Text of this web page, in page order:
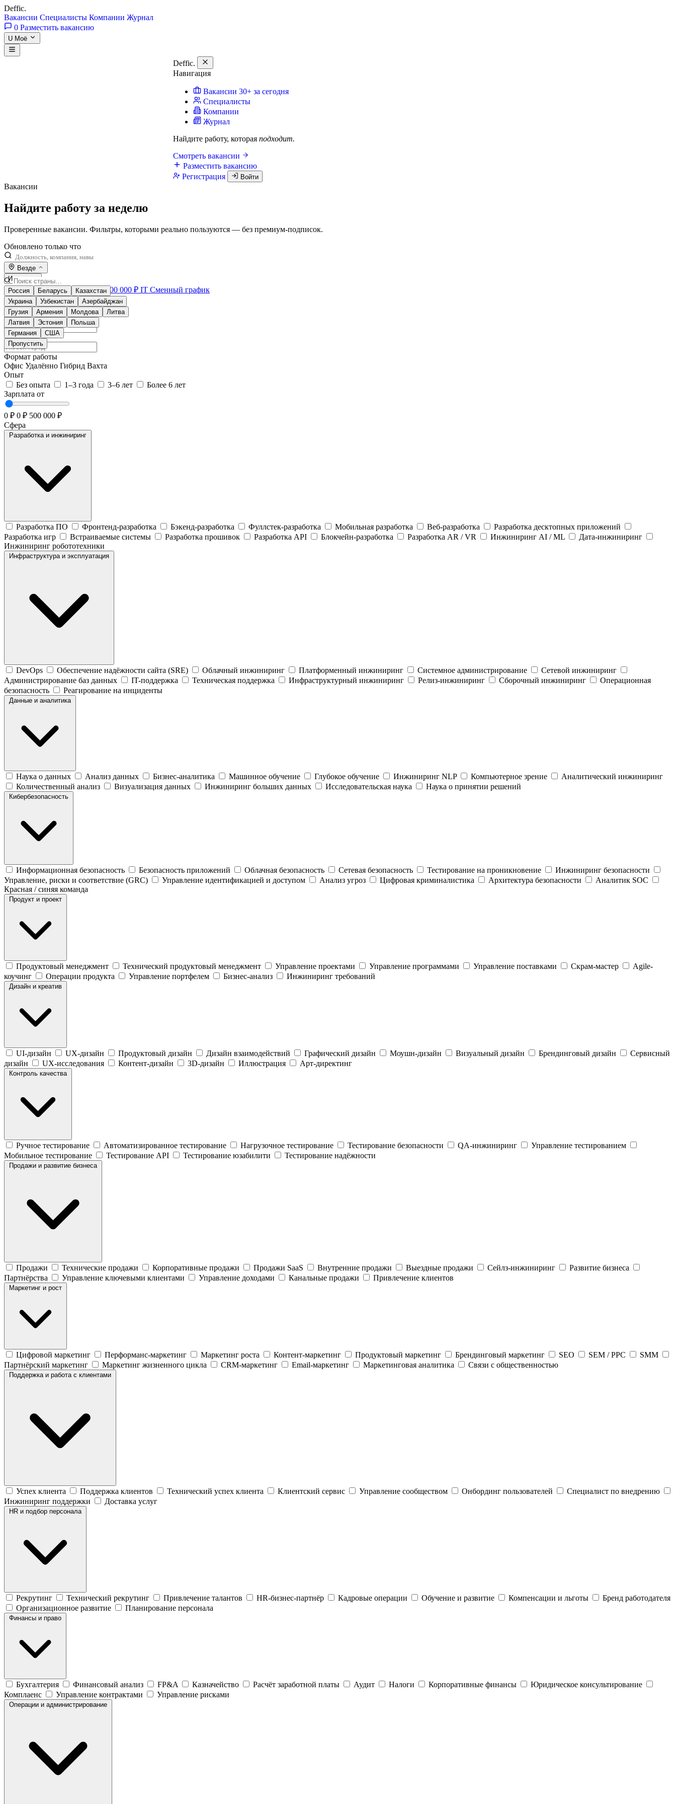
Deffic.
Вакансии Специалисты Компании Журнал
0 Разместить вакансию
U Моё
Deffic.
Навигация
Вакансии 30+ за сегодня
Специалисты
Компании
Журнал
Найдите работу, которая подходит.
Смотреть вакансии
Разместить вакансию
Регистрация
Войти
Вакансии
Найдите работу за неделю
Проверенные вакансии. Фильтры, которыми реально пользуются — без премиум-подписок.
Обновлено только что
Везде
Удалёнка Без опыта Вахтаот 200 000 ₽ IT Сменный график
Фильтры
Сбросить
Страна
Город
Формат работы
Офис Удалённо Гибрид Вахта
Опыт
Без опыта
1–3 года 3–6 лет
Более 6 лет
Зарплата от
0 ₽ 0 ₽ 500 000 ₽
Сфера
Разработка и инжиниринг
Разработка ПО Фронтенд-разработка Бэкенд-разработка Фуллстек-разработка Мобильная разработка Веб-разработка
Разработка десктопных приложений
Разработка игр
Встраиваемые системы Разработка прошивок Разработка API Блокчейн-разработка Разработка AR / VR Инжиниринг AI / ML
Дата-инжиниринг
Инжиниринг робототехники
Инфраструктура и эксплуатация
DevOps Обеспечение надёжности сайта (SRE) Облачный инжиниринг Платформенный инжиниринг Системное администрирование
Сетевой инжиниринг
Администрирование баз данных
IT-поддержка Техническая поддержка Инфраструктурный инжиниринг Релиз-инжиниринг Сборочный инжиниринг
Операционная
безопасность
Реагирование на инциденты
Данные и аналитика
Наука о данных Анализ данных Бизнес-аналитика Машинное обучение Глубокое обучение Инжиниринг NLP Компьютерное зрение
Аналитический инжиниринг
Количественный анализ
Визуализация данных Инжиниринг больших данных Исследовательская наука Наука о принятии решений
Кибербезопасность
Информационная безопасность Безопасность приложений Облачная безопасность Сетевая безопасность Тестирование на проникновение
Инжиниринг безопасности
Управление, риски и соответствие (GRC)
Управление идентификацией и доступом Анализ угроз Цифровая криминалистика Архитектура безопасности
Аналитик SOC
Красная / синяя команда
Продукт и проект
Продуктовый менеджмент Технический продуктовый менеджмент Управление проектами Управление программами Управление поставками Скрам-мастер
Agile-
коучинг
Операции продукта Управление портфелем Бизнес-анализ Инжиниринг требований
Дизайн и креатив
UI-дизайн UX-дизайн Продуктовый дизайн Дизайн взаимодействий Графический дизайн Моушн-дизайн Визуальный дизайн Брендинговый дизайн
Сервисный
дизайн
UX-исследования Контент-дизайн 3D-дизайн Иллюстрация Арт-директинг
Контроль качества
Ручное тестирование Автоматизированное тестирование Нагрузочное тестирование Тестирование безопасности QA-инжиниринг
Управление тестированием
Мобильное тестирование
Тестирование API Тестирование юзабилити Тестирование надёжности
Продажи и развитие бизнеса
Продажи Технические продажи Корпоративные продажи Продажи SaaS Внутренние продажи Выездные продажи Сейлз-инжиниринг
Развитие бизнеса
Партнёрства
Управление ключевыми клиентами Управление доходами Канальные продажи Привлечение клиентов
Маркетинг и рост
Цифровой маркетинг Перформанс-маркетинг Маркетинг роста Контент-маркетинг Продуктовый маркетинг Брендинговый маркетинг SEO SEM / PPC
SMM
Партнёрский маркетинг
Маркетинг жизненного цикла CRM-маркетинг Email-маркетинг Маркетинговая аналитика Связи с общественностью
Поддержка и работа с клиентами
Успех клиента Поддержка клиентов Технический успех клиента Клиентский сервис Управление сообществом Онбординг пользователей
Специалист по внедрению
Инжиниринг поддержки
Доставка услуг
HR и подбор персонала
Рекрутинг Технический рекрутинг Привлечение талантов HR-бизнес-партнёр Кадровые операции Обучение и развитие Компенсации и льготы
Бренд работодателя
Организационное развитие
Планирование персонала
Финансы и право
Бухгалтерия Финансовый анализ FP&A Казначейство Расчёт заработной платы Аудит Налоги Корпоративные финансы
Юридическое консультирование
Комплаенс
Управление контрактами Управление рисками
Операции и администрирование
Россия Беларусь
Казахстан
Украина
Узбекистан
Азербайджан
Грузия
Армения Молдова
Литва
Латвия
Эстония
Польша
Германия
США
Пропустить